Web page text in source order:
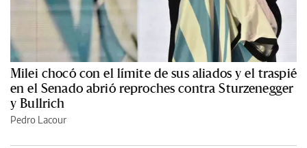
Milei chocó con el límite de sus aliados y el traspié
en el Senado abrió reproches contra Sturzenegger
y Bullrich
Pedro Lacour